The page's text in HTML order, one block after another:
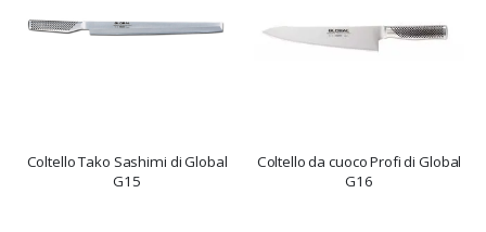
Coltello Tako Sashimi di Global
G15
Coltello da cuoco Profi di Global
G16